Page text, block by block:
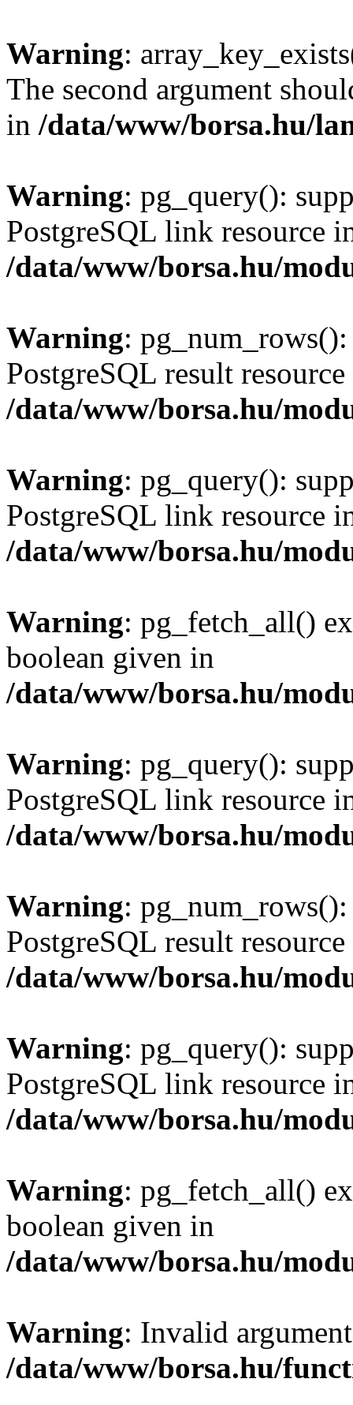
Warning:
The second argument
in /data/www/borsa.hu/
Warning: pg_query():
PostgreSQL link resource
/data/www/borsa.hu/
Warning:
PostgreSQL result
/data/www/borsa.hu/
Warning: pg_query():
PostgreSQL link resource
/data/www/borsa.hu/
Warning: pg_fetch_all()
boolean given in
/data/www/borsa.hu/
Warning: pg_query():
PostgreSQL link resource
/data/www/borsa.hu/
Warning:
PostgreSQL result
/data/www/borsa.hu/
Warning: pg_query():
PostgreSQL link resource
/data/www/borsa.hu/
Warning: pg_fetch_all()
boolean given in
/data/www/borsa.hu/
Warning: Invalid
/data/www/borsa.hu/